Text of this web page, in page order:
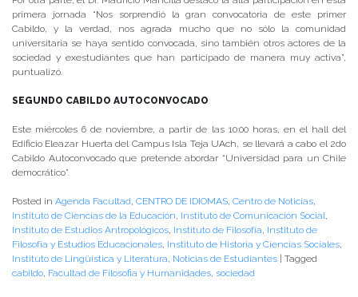
primera jornada “Nos sorprendió la gran convocatoria de este primer
Cabildo, y la verdad, nos agrada mucho que no sólo la comunidad
universitaria se haya sentido convocada, sino también otros actores de la
sociedad y exestudiantes que han participado de manera muy activa”,
puntualizó.
SEGUNDO CABILDO AUTOCONVOCADO
Este miércoles 6 de noviembre, a partir de las 10:00 horas, en el hall del
Edificio Eleazar Huerta del Campus Isla Teja UAch, se llevará a cabo el 2do
Cabildo Autoconvocado que pretende abordar “Universidad para un Chile
democrático”.
Posted in Agenda Facultad, CENTRO DE IDIOMAS, Centro de Noticias,
Instituto de Ciencias de la Educación, Instituto de Comunicación Social,
Instituto de Estudios Antropológicos, Instituto de Filosofía, Instituto de
Filosofía y Estudios Educacionales, Instituto de Historia y Ciencias Sociales,
Instituto de Lingüística y Literatura, Noticias de Estudiantes
Tagged
cabildo, Facultad de Filosofia y Humanidades, sociedad